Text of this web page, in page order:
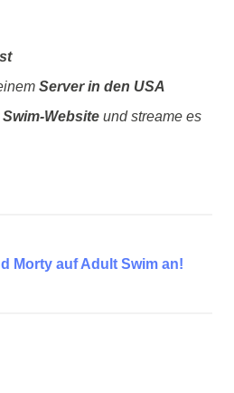
Server in den USA
Websiteund streame es
Morty auf Adult Swim an!